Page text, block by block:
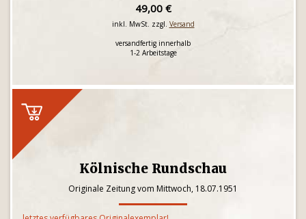
49,00 €
inkl. MwSt. zzgl. Versand
versandfertig innerhalb
1-2 Arbeitstage
Kölnische Rundschau
Originale Zeitung vom Mittwoch, 18.07.1951